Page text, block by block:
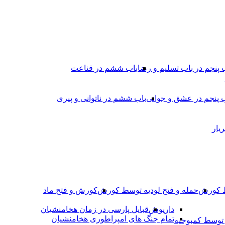
پنجم در باب تسلیم و رضاباب ششم در قناعت
پنجم در عشق و جوانىباب ششم در ناتوانى و پیرى
کورشحمله و فتح لودیه توسط کورشکورش و فتح ماد
کمبوجیه
داریوشقبایل پارسی در زمان هخامنشیان
تمام جنگ های امپراطوری هخامنشیان